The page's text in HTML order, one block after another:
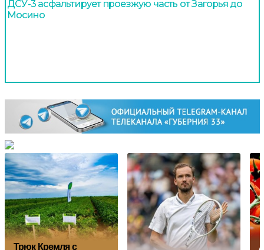
ДСУ-3 асфальтирует проезжую часть от Загорья до
Мосино
Трюк Кремля с